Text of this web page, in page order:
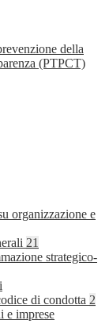
della
(PTPCT)
organizzazione e
21
strategico-
di condotta 2
e imprese